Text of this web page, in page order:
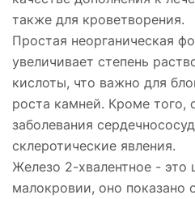
также для кроветворения.
Простая неорганическая
увеличивает степень
кислоты, что важно для
роста камней. Кроме того,
заболевания
склеротические явления.
Железо 2-хвалентное - это
малокровии, оно показано